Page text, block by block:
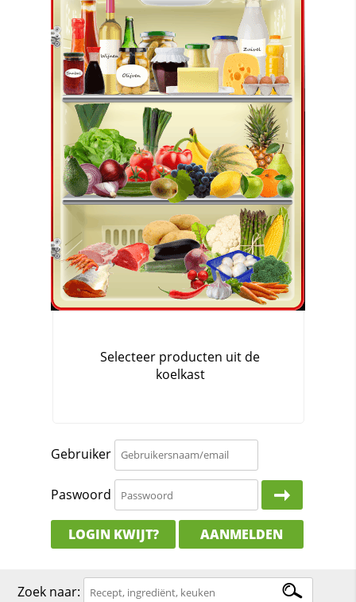
Gebruiker
Paswoord
LOGIN KWIJT? AANMELDEN
Zoek naar: